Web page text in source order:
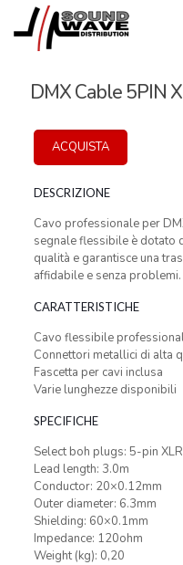
DMX Cable 5PIN
ACQUISTA
DESCRIZIONE
Cavo professionale per
segnale flessibile è dotato
qualità e garantisce una
affidabile e senza
CARATTERISTICHE
Cavo flessibile
Connettori metallici di alta
Fascetta per cavi inclusa
Varie lunghezze disponibili
SPECIFICHE
Select boh plugs: 5-pin
Lead length: 3.0m
Conductor: 20×0.12mm
Outer diameter: 6.3mm
Shielding: 60×0.1mm
Impedance: 120ohm
Weight (kg): 0,20